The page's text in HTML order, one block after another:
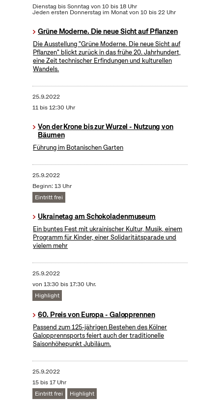
Dienstag bis Sonntag von 10 bis 18 Uhr
Jeden ersten Donnerstag im Monat von 10 bis 22 Uhr
Grüne Moderne. Die neue Sicht auf Pflanzen
Die Ausstellung "Grüne Moderne. Die neue Sicht auf
Pflanzen" blickt zurück in das frühe 20. Jahrhundert,
eine Zeit technischer Erfindungen und kulturellen
Wandels.
25.9.2022
11 bis 12:30 Uhr
Von der Krone bis zur Wurzel - Nutzung von
Bäumen
Führung im Botanischen Garten
25.9.2022
Beginn: 13 Uhr
Eintritt frei
Ukrainetag am Schokoladenmuseum
Ein buntes Fest mit ukrainischer Kultur, Musik, einem
Programm für Kinder, einer Solidaritätsparade und
vielem mehr
25.9.2022
von 13:30 bis 17:30 Uhr.
Highlight
60. Preis von Europa - Galopprennen
Passend zum 125-jährigen Bestehen des Kölner
Galopprennsports feiert auch der traditionelle
Saisonhöhepunkt Jubiläum.
25.9.2022
15 bis 17 Uhr
Eintritt frei
Highlight